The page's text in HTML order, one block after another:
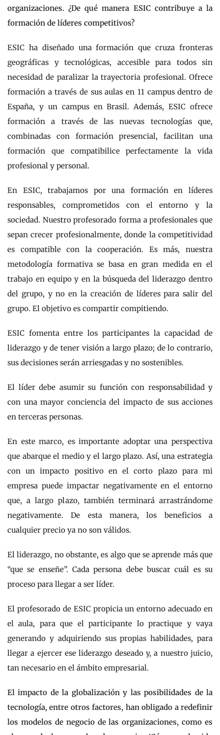
organizaciones. ¿De qué manera ESIC contribuye a la
formación de líderes competitivos?
ESIC ha diseñado una formación que cruza fronteras
geográficas y tecnológicas, accesible para todos sin
necesidad de paralizar la trayectoria profesional. Ofrece
formación a través de sus aulas en 11 campus dentro de
España, y un campus en Brasil. Además, ESIC ofrece
formación a través de las nuevas tecnologías que,
combinadas con formación presencial, facilitan una
formación que compatibilice perfectamente la vida
profesional y personal.
En ESIC, trabajamos por una formación en líderes
responsables, comprometidos con el entorno y la
sociedad. Nuestro profesorado forma a profesionales que
sepan crecer profesionalmente, donde la competitividad
es compatible con la cooperación. Es más, nuestra
metodología formativa se basa en gran medida en el
trabajo en equipo y en la búsqueda del liderazgo dentro
del grupo, y no en la creación de líderes para salir del
grupo. El objetivo es compartir compitiendo.
ESIC fomenta entre los participantes la capacidad de
liderazgo y de tener visión a largo plazo; de lo contrario,
sus decisiones serán arriesgadas y no sostenibles.
El líder debe asumir su función con responsabilidad y
con una mayor conciencia del impacto de sus acciones
en terceras personas.
En este marco, es importante adoptar una perspectiva
que abarque el medio y el largo plazo. Así, una estrategia
con un impacto positivo en el corto plazo para mi
empresa puede impactar negativamente en el entorno
que, a largo plazo, también terminará arrastrándome
negativamente. De esta manera, los beneficios a
cualquier precio ya no son válidos.
El liderazgo, no obstante, es algo que se aprende más que
“que se enseñe”. Cada persona debe buscar cuál es su
proceso para llegar a ser líder.
El profesorado de ESIC propicia un entorno adecuado en
el aula, para que el participante lo practique y vaya
generando y adquiriendo sus propias habilidades, para
llegar a ejercer ese liderazgo deseado y, a nuestro juicio,
tan necesario en el ámbito empresarial.
El impacto de la globalización y las posibilidades de la
tecnología, entre otros factores, han obligado a redefinir
los modelos de negocio de las organizaciones, como es